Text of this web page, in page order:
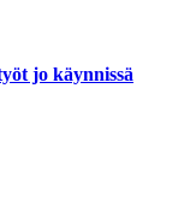
jo käynnissä